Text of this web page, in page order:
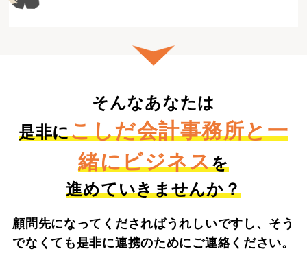
そんなあなたは
是非にこしだ会計事務所と一
緒にビジネスを
進めていきませんか？
顧問先になってくださればうれしいですし、そう
でなくても是非に連携のためにご連絡ください。